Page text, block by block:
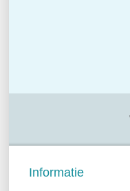
Informatie